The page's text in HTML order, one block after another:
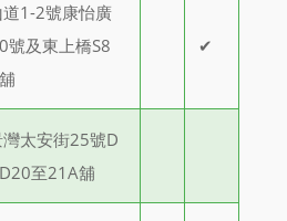
1-2號康怡廣
號及東上橋S8
✔
太安街25號D
至21A舖